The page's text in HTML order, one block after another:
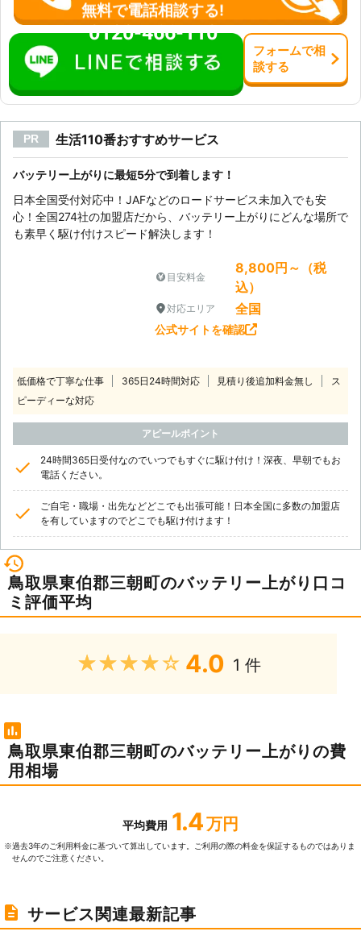
無料で電話相談する!
0120-466-110
フォームで相
談する
PR 生活110番おすすめサービス
バッテリー上がりに最短5分で到着します！
日本全国受付対応中！JAFなどのロードサービス未加入でも安
心！全国274社の加盟店だから、バッテリー上がりにどんな場所で
も素早く駆け付けスピード解決します！
目安料金
8,800円～（税
込）
対応エリア 全国
公式サイトを確認
低価格で丁寧な仕事 365日24時間対応 見積り後追加料金無し
ス
ピーディーな対応
アピールポイント
24時間365日受付なのでいつでもすぐに駆け付け！深夜、早朝でもお
電話ください。
ご自宅・職場・出先などどこでも出張可能！日本全国に多数の加盟店
を有していますのでどこでも駆け付けます！
鳥取県東伯郡三朝町のバッテリー上がり口コ
ミ評価平均
★★★★★ 4.0 1 件
鳥取県東伯郡三朝町のバッテリー上がりの費
用相場
平均費用 1.4 万円
※過去3年のご利⽤料⾦に基づいて算出しています。ご利⽤の際の料⾦を保証するものではありま
せんのでご注意ください。
サービス関連最新記事